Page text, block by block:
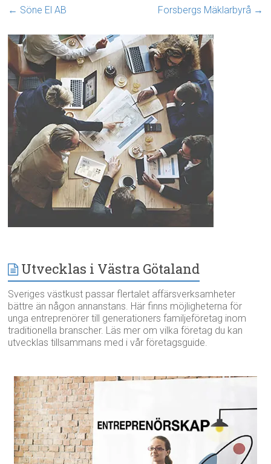
← Söne El AB Forsbergs Mäklarbyrå →
Utvecklas i Västra Götaland
Sveriges västkust passar flertalet affärsverksamheter
bättre än någon annanstans. Här finns möjligheterna för
unga entreprenörer till generationers familjeföretag inom
traditionella branscher. Läs mer om vilka företag du kan
utvecklas tillsammans med i vår företagsguide.